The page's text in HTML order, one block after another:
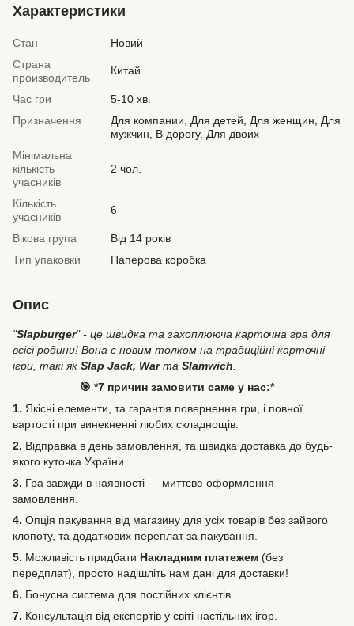
Характеристики
Стан
Новий
Страна
производитель
Китай
Час гри
5-10 хв.
Призначення
Для компании, Для детей, Для женщин, Для
мужчин, В дорогу, Для двоих
Мінімальна
кількість
учасників
2 чол.
Кількість
учасників
6
Вікова група
Від 14 років
Тип упаковки
Паперова коробка
Опис
"Slapburger" - це швидка та захоплююча карточна гра для
всієї родини! Вона є новим толком на традиційні карточні
ігри, такі як Slap Jack, Warта Slamwich
🎯 *7 причин замовити саме у нас:*
1. Якісні елементи, та гарантія повернення гри, і повної
вартості при винекненні любих складнощів.
2. Відправка в день замовлення, та швидка доставка до будь-
якого куточка України.
3. Гра завжди в наявності — миттєве оформлення
замовлення.
4. Опція пакування від магазину для усіх товарів без зайвого
клопоту, та додаткових переплат за пакування.
5. Можливість придбати Накладним платежем (без
передплат), просто надішліть нам дані для доставки!
6. Бонусна система для постійних клієнтів.
7. Консультація від експертів у світі настільних ігор.